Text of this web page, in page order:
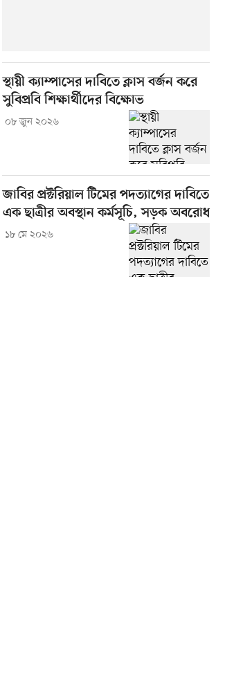
স্থায়ী ক্যাম্পাসের দাবিতে ক্লাস বর্জন করে
সুবিপ্রবি শিক্ষার্থীদের বিক্ষোভ
০৮ জুন ২০২৬
জাবির প্রক্টরিয়াল টিমের পদত্যাগের দাবিতে
এক ছাত্রীর অবস্থান কর্মসূচি, সড়ক অবরোধ
১৮ মে ২০২৬